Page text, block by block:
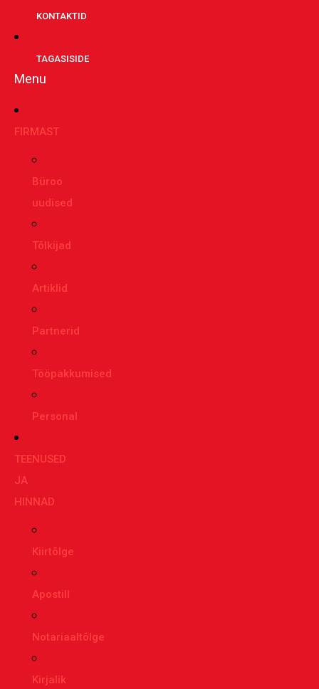
KONTAKTID
TAGASISIDE
Menu
FIRMAST
Büroo
uudised
Tõlkijad
Artiklid
Partnerid
Tööpakkumised
Personal
TEENUSED
JA
HINNAD
Kiirtõlge
Apostill
Notariaaltõlge
Kirjalik